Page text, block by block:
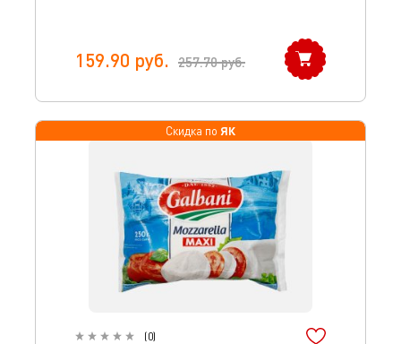
Оператор 8-800-350-46-10
159.90 руб. 257.70руб.
Скидка по ЯК
(0)